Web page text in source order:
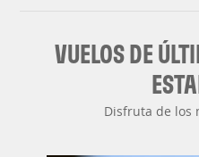
VUELOS DE
Disfruta de los